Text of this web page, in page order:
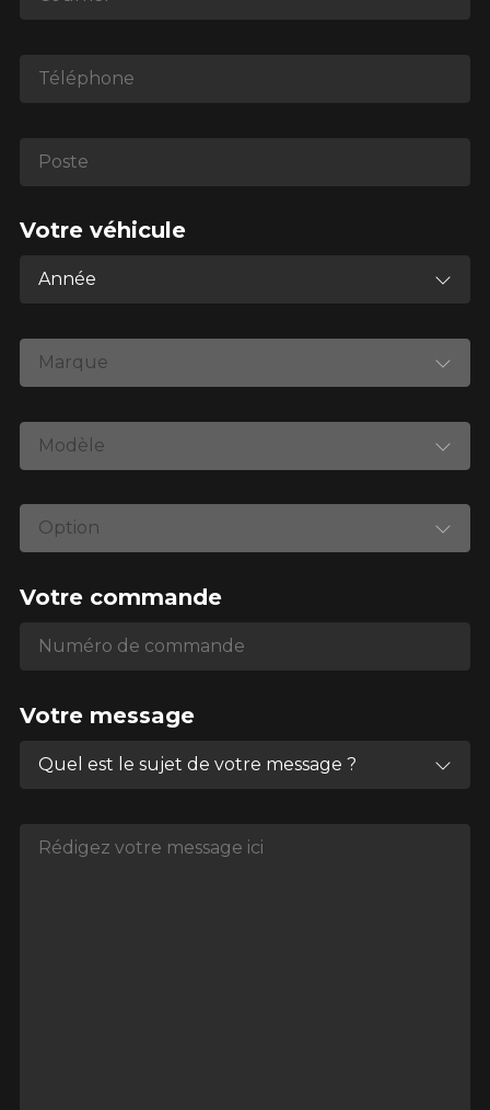
Votre véhicule
Marque
Modèle
Option
Votre commande
Votre message
d'équipement pour votre véhicule, vous devez vérifier
l'exactitude de l'information sur votre véhicule directement